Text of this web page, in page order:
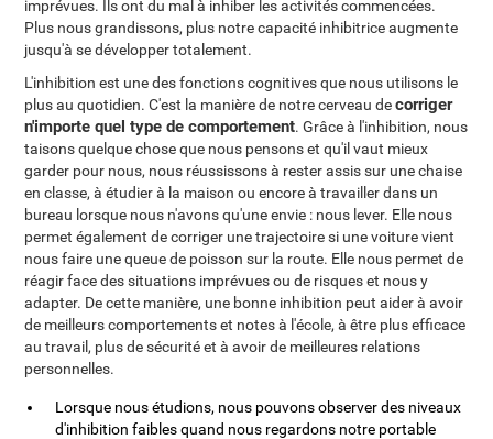
imprévues. Ils ont du mal à inhiber les activités commencées.
Plus nous grandissons, plus notre capacité inhibitrice augmente
jusqu'à se développer totalement.
L'inhibition est une des fonctions cognitives que nous utilisons le
plus au quotidien. C'est la manière de notre cerveau decorriger
n'importe quel type de comportement. Grâce à l'inhibition, nous
taisons quelque chose que nous pensons et qu'il vaut mieux
garder pour nous, nous réussissons à rester assis sur une chaise
en classe, à étudier à la maison ou encore à travailler dans un
bureau lorsque nous n'avons qu'une envie : nous lever. Elle nous
permet également de corriger une trajectoire si une voiture vient
nous faire une queue de poisson sur la route. Elle nous permet de
réagir face des situations imprévues ou de risques et nous y
adapter. De cette manière, une bonne inhibition peut aider à avoir
de meilleurs comportements et notes à l'école, à être plus efficace
au travail, plus de sécurité et à avoir de meilleures relations
personnelles.
Lorsque nous étudions, nous pouvons observer des niveaux
d'inhibition faibles quand nous regardons notre portable